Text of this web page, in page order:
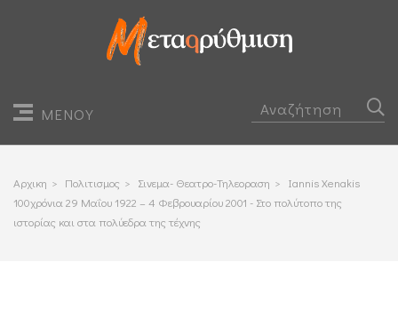
ΜΕΝΟΥ
Αρχικη > Πολιτισμος > Σινεμα- Θεατρο-Τηλεοραση > Iannis Xenakis
100χρόνια 29 Μαΐου 1922 – 4 Φεβρουαρίου 2001 - Στο πολύτοπο της
ιστορίας και στα πολύεδρα της τέχνης